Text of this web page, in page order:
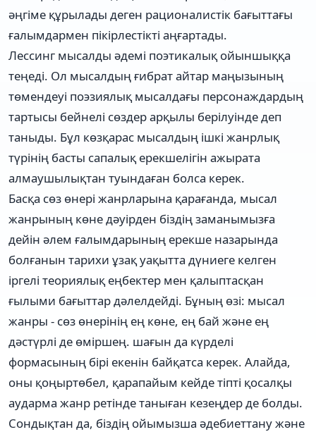
әңгіме құрылады деген рационалистік бағыттағы
ғалымдармен пікірлестікті аңғартады.
Лессинг мысалды әдемі поэтикалық ойыншыққа
теңеді. Ол мысалдың ғибрат айтар маңызының
төмендеуі поэзиялық мысалдағы персонаждардың
тартысы бейнелі сөздер арқылы берілуінде деп
таныды. Бұл көзқарас мысалдың ішкі жанрлық
түрінің басты сапалық ерекшелігін ажырата
алмаушылықтан туындаған болса керек.
Басқа сөз өнері жанрларына қарағанда, мысал
жанрының көне дәуірден біздің заманымызға
дейін әлем ғалымдарының ерекше назарында
болғанын тарихи ұзақ уақытта дүниеге келген
іргелі теориялық еңбектер мен қалыптасқан
ғылыми бағыттар дәлелдейді. Бұның өзі: мысал
жанры - сөз өнерінің ең көне, ең бай және ең
дәстүрлі де өміршең. шағын да күрделі
формасының бірі екенін байқатса керек. Алайда,
оны қоңыртөбел, қарапайым кейде тіпті қосалқы
аударма жанр ретінде таныған кезеңдер де болды.
Сондықтан да, біздің ойымызша әдебиеттану және